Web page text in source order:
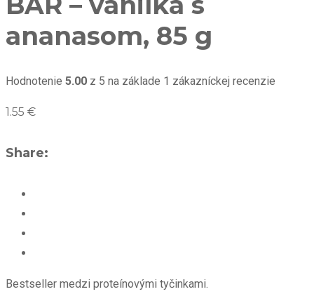
ananasom, 85 g
Hodnotenie 5.00 z 5 na základe 1 zákazníckej recenzie
1.55 €
Share:
Bestseller medzi proteínovými tyčinkami.